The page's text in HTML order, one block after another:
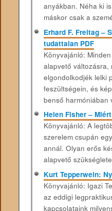
anyákban. Néha ki
máskor csak a
Erhard F. Freitag –
tudattalan PDF
Könyvajánló:
alapvető változásra,
elgondolkodjék lelki
feszültségein, és
benső harmóniában
Helen Fisher –
Könyvajánló: A
szerelem csupán
annál. Olyan erős
alapvető
Kurt Tepperwein:
Könyvajánló: Igazi
az eddigi
kapcsolataink